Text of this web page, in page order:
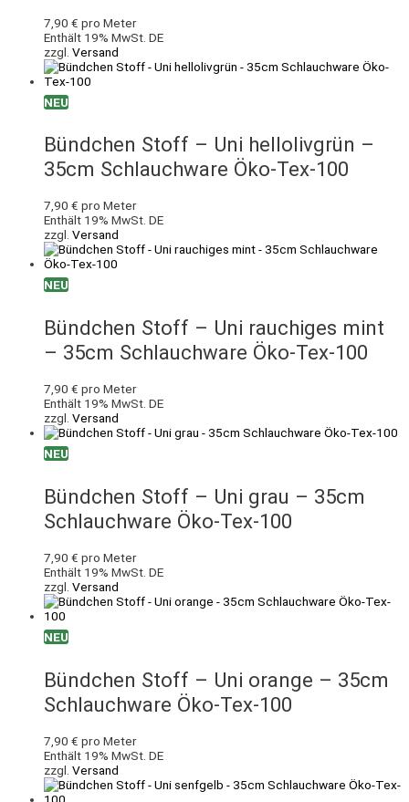
7,90 € pro Meter
Enthält 19% MwSt. DE
zzgl. Versand
NEU
Bündchen Stoff – Uni hellolivgrün –
35cm Schlauchware Öko-Tex-100
7,90 € pro Meter
Enthält 19% MwSt. DE
zzgl. Versand
NEU
Bündchen Stoff – Uni rauchiges mint
– 35cm Schlauchware Öko-Tex-100
7,90 € pro Meter
Enthält 19% MwSt. DE
zzgl. Versand
NEU
Bündchen Stoff – Uni grau – 35cm
Schlauchware Öko-Tex-100
7,90 € pro Meter
Enthält 19% MwSt. DE
zzgl. Versand
NEU
Bündchen Stoff – Uni orange – 35cm
Schlauchware Öko-Tex-100
7,90 € pro Meter
Enthält 19% MwSt. DE
zzgl. Versand